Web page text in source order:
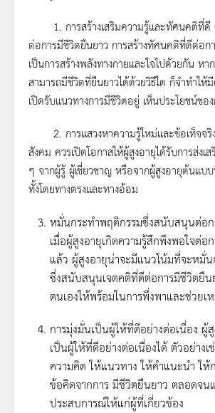
1. การสร้างเสริมความรู้และทัศนคติที่ดี
ต่อการมีชีวิตยืนยาว การสร้างทัศนคติที่ดีต่อก
เป็นการสร้างพลังทางกายและใจไปด้วยกัน ห
สามารถมีชีวิตที่ยืนยาวได้ด้วยวิธีใด ก็จำทำให้
เปิดรับแนวทางการมีชีวิตอยู่ เห็นประโยชน์ขอ
2. การแสวงหาความรู้ใหม่และข้อเท็จจริง
สังคม ควรเปิดโอกาสให้ผู้สูงอายุได้รับการส่งเ
ๆ จากผู้รู้ ผู้เชี่ยวชาญ หรือจากผู้สูงอายุต้นแบ
ทั้งโดยทางตรงและทางอ้อม
หมั่นกระทำพฤติกรรมซึ่งสนับสนุนต่อ
เมื่อผู้สูงอายุเกิดความรู้สึกพึงพอใจต่อ
แล้ว ผู้สูงอายุน่าจะมีแนวโน้มที่จะหมั่
ซึ่งสนับสนุนเจตคติที่ดีต่อการมีชีวิตยืน
ตนเองให้พร้อมในการพึ่งพาและช่วยเ
การมุ่งมั่นเป็นผู้ให้ที่ดีอย่างต่อเนื่อง ผู้
เป็นผู้ให้ที่ดีอย่างต่อเนื่องได้ ตัวอย่างเ
ความคิด ให้แนวทาง ให้คำแนะนำ ให้
ข้อคิดจากการ มีชีวิตยืนยาว ตลอดจน
ประสบการณ์ให้แก่ผู้ที่เกี่ยวข้อง